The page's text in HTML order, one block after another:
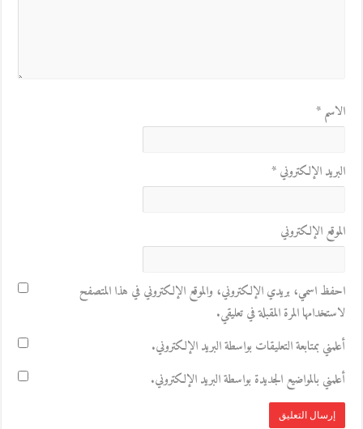
الاسم*
البريد الإلكتروني*
الموقع الإلكتروني
احفظ اسمي، بريدي الإلكتروني، والموقع الإلكتروني في هذا المتصفح
لاستخدامها المرة المقبلة في تعليقي.
أعلمني بمتابعة التعليقات بواسطة البريد الإلكتروني.
أعلمني بالمواضيع الجديدة بواسطة البريد الإلكتروني.